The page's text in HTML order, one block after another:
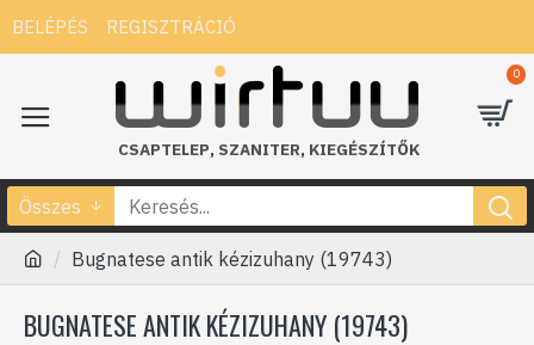
BELÉPÉS REGISZTRÁCIÓ
CSAPTELEP, SZANITER, KIEGÉSZÍTŐK
0
Összes
Bugnatese antik kézizuhany (19743)
BUGNATESE ANTIK KÉZIZUHANY (19743)